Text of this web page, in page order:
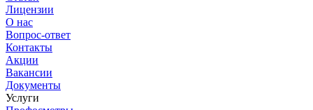
Лицензии
О нас
Вопрос-ответ
Контакты
Акции
Вакансии
Документы
Услуги